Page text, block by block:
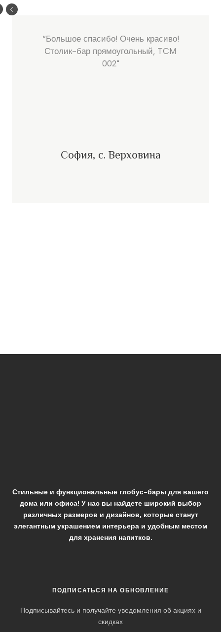
“Большое спасибо! Очень красиво!
Столик-бар прямоугольный, TCM
002"
София, с. Верховина
Стильные и функциональные глобус-бары для вашего
дома или офиса! У нас вы найдете широкий выбор
различных размеров и дизайнов, которые станут
элегантным украшением интерьера и удобным местом
для хранения напитков.
ПОДПИСАТЬСЯ НА ОБНОВЛЕНИЕ
Подписывайтесь и получайте уведомления об акциях и
скидках